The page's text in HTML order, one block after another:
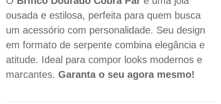
ousada e estilosa, perfeita para quem busca
um acessório com personalidade. Seu design
em formato de serpente combina elegância e
atitude. Ideal para compor looks modernos e
marcantes. Garanta o seu agora mesmo!